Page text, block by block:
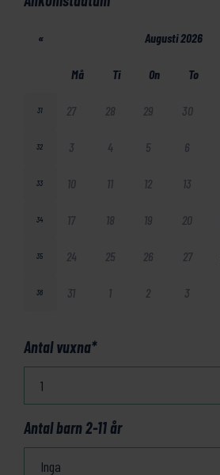
« Augusti 2026
Må Ti On To
31 27 28 29 30
32 3 4 5 6
33 10 11 12 13
34 17 18 19 20
35 24 25 26 27
36 31 1 2 3
Antal vuxna*
Antal barn 2-11 år